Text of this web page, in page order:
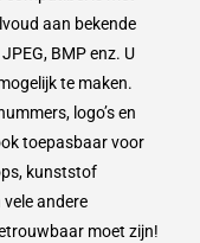
aan bekende
BMP enz. U
te maken.
logo’s en
toepasbaar voor
kunststof
andere
moet zijn!